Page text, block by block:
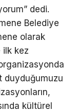
dedi.
Belediye
olarak
ilk kez
duyduğumuzu
kültürel